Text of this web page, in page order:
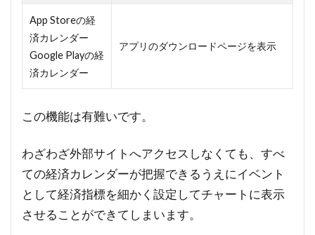
App Storeの経
済カレンダー
Google Playの経
済カレンダー
アプリのダウンロードページを表示
この機能は有難いです。
わざわざ外部サイトへアクセスしなくても、すべ
ての経済カレンダーが把握できるうえにイベント
として経済指標を細かく設定してチャートに表示
させることができてしまいます。